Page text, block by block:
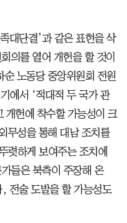
대단결’과 같은 표현을 삭
의를 열어 개헌을 할 것이
노동당 중앙위원회 전원
에서 ‘적대적 두 국가 관
개헌에 착수할 가능성이 크
무성을 통해 대남 조치를
렷하게 보여주는 조치에
들은 북측이 주장해 온
, 전술 도발을 할 가능성도